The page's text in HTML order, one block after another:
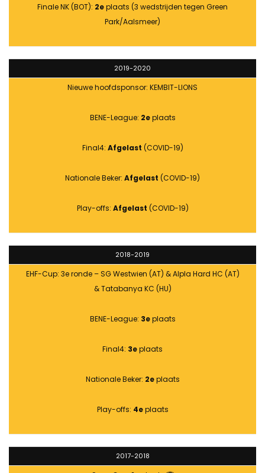
Finale NK (BOT): 2eplaats (3 wedstrijden tegen Green
Park/Aalsmeer)
2019-2020
Nieuwe hoofdsponsor: KEMBIT-LIONS
BENE-League: 2eplaats
Final4: Afgelast (COVID-19)
Nationale Beker: Afgelast (COVID-19)
Play-offs: Afgelast (COVID-19)
2018-2019
EHF-Cup: 3e ronde – SG Westwien (AT) & Alpla Hard HC (AT)
& Tatabanya KC (HU)
BENE-League: 3eplaats
Final4: 3eplaats
Nationale Beker: 2eplaats
Play-offs: 4eplaats
2017-2018